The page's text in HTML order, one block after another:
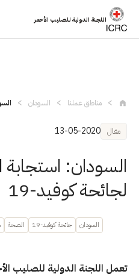
اللجنة الدولية للصليب الأحمر
مناطق عملنا السودان
مقال 13-05-2020
السودان: استجابة
لجائحة كوفيد-19
السودان جائحة كوفيد-19 الصحة
تعمل اللجنة الدولية للصليب